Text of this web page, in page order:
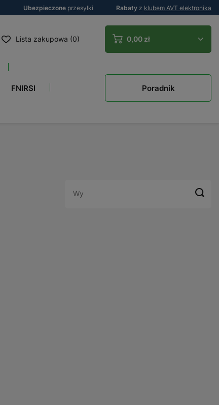
Ubezpieczone przesyłki Rabaty z klubem AVT elektronika
Lista zakupowa (0) 0,00 zł
FNIRSI Poradnik